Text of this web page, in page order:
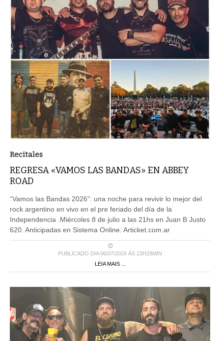
Recitales
REGRESA «VAMOS LAS BANDAS» EN ABBEY
ROAD
“Vamos las Bandas 2026”: una noche para revivir lo mejor del
rock argentino en vivo en el pre feriado del día de la
Independencia .Miércoles 8 de julio a las 21hs en Juan B Justo
620. Anticipadas en Sistema Online: Articket.com.ar
PUBLICADO DIA 06/07/2026 ÀS 23H28MIN
LEIA MAIS ...